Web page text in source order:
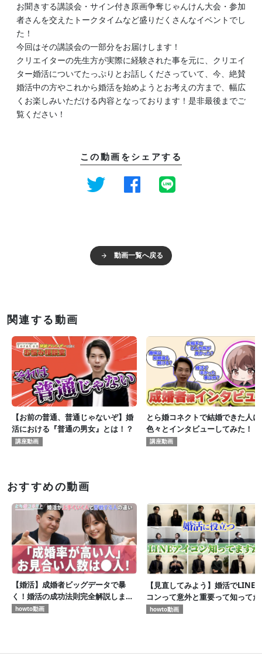
お聞きする講談会・サイン付き原画争奪じゃんけん大会・参加
者さんを交えたトークタイムなど盛りだくさんなイベントでし
た！
今回はその講談会の一部分をお届けします！
クリエイターの先生方が実際に経験された事を元に、クリエイ
ター婚活についてたっぷりとお話しくださっていて、今、絶賛
婚活中の方やこれから婚活を始めようとお考えの方まで、幅広
くお楽しみいただける内容となっております！是非最後までご
覧ください！
この動画をシェアする
動画一覧へ戻る
関連する動画
【お前の普通、普通じゃないぞ】婚
活における『普通の男女』とは！？
講座動画
とら婚コネクトで結婚できた人に
色々とインタビューしてみた！
講座動画
おすすめの動画
【婚活】成婚者ビッグデータで暴
く！婚活の成功法則完全解説します
【とら婚コネクト】
howto動画
【見直してみよう】婚活でLINE
コンって意外と重要って知って
howto動画